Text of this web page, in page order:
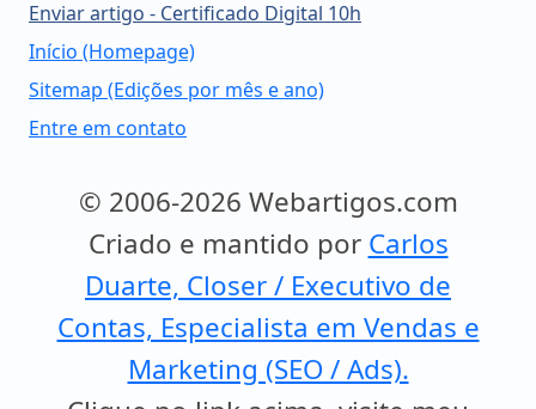
Enviar artigo - Certificado Digital 10h
Início (Homepage)
Sitemap (Edições por mês e ano)
Entre em contato
© 2006-2026 Webartigos.com
Criado e mantido por Carlos
Duarte, Closer / Executivo de
Contas, Especialista em Vendas e
Marketing (SEO / Ads).